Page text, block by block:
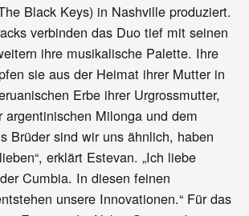
Black Keys) in Nashville produziert.
verbinden das Duo tief mit seinen
ihre musikalische Palette. Ihre
sie aus der Heimat ihrer Mutter in
Erbe ihrer Urgrossmutter,
argentinischen Milonga und dem
Brüder sind wir uns ähnlich, haben
erklärt Estevan. „Ich liebe
Cumbia. In diesen feinen
unsere Innovationen.“ Für das